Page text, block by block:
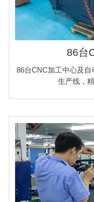
86台
86台CNC加工中心及
生产线，